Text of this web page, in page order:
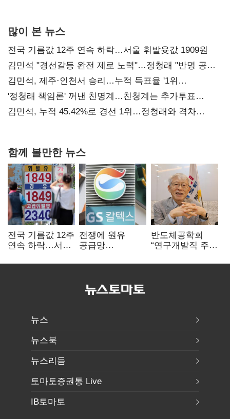
많이 본 뉴스
전국 기름값 12주 연속 하락…서울 휘발윳값 1909원
김민석 "경선갈등 완전 제로 노력"…정청래 "반명 공세
사과부터"
김민석, 제주·인천서 승리…누적 득표율 '1위
탈환'(종합)
'정청래 책임론' 꺼낸 친명계…친청계는 추가투표
때리기
김민석, 누적 45.42%로 경선 1위…정청래와 격차
함께 볼만한 뉴스
전국 기름값 12주
연속 하락…서울
전쟁에 원유
공급망
정유, 에너지안보
반도체공학회
“연구개발직 주
개선해야”
뉴스
뉴스북
뉴스리듬
토마토증권통 Live
IB토마토